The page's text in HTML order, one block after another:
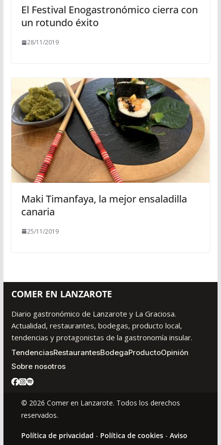
El Festival Enogastronómico cierra con
un rotundo éxito
28/11/2019
Maki Timanfaya, la mejor ensaladilla
canaria
25/11/2019
COMER EN LANZAROTE
Diario gastronómico de Lanzarote y La Graciosa.
Actualidad, restaurantes, bodegas, producto local,
tendencias y protagonistas de la gastronomía insular.
TendenciasRestaurantesBodegaProductoOpinión
Sobre nosotros
© 2026 Comer en Lanzarote. Todos los derechos
reservados.
Política de privacidad - Política de cookies- Aviso